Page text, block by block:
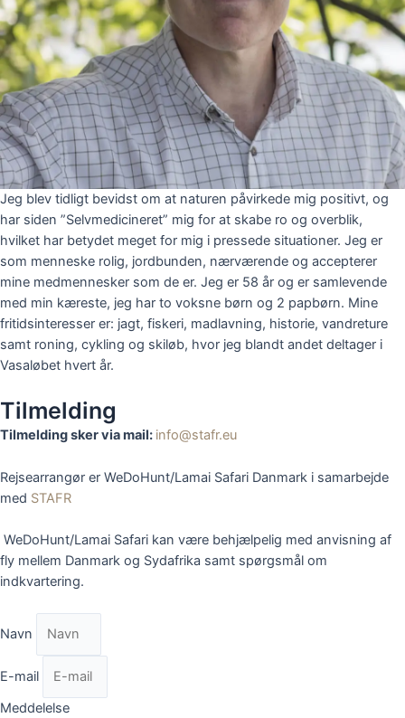
Jeg blev tidligt bevidst om at naturen påvirkede mig positivt, og
har siden ”Selvmedicineret” mig for at skabe ro og overblik,
hvilket har betydet meget for mig i pressede situationer. Jeg er
som menneske rolig, jordbunden, nærværende og accepterer
mine medmennesker som de er. Jeg er 58 år og er samlevende
med min kæreste, jeg har to voksne børn og 2 papbørn. Mine
fritidsinteresser er: jagt, fiskeri, madlavning, historie, vandreture
samt roning, cykling og skiløb, hvor jeg blandt andet deltager i
Vasaløbet hvert år.
Tilmelding
Tilmelding sker via mail: info@stafr.eu
Rejsearrangør er WeDoHunt/Lamai Safari Danmark i samarbejde
med STAFR
WeDoHunt/Lamai Safari kan være behjælpelig med anvisning af
fly mellem Danmark og Sydafrika samt spørgsmål om
indkvartering.
Navn
E-mail
Meddelelse